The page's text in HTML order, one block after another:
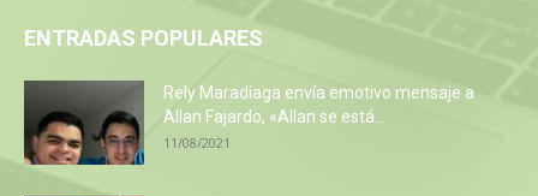
ENTRADAS POPULARES
Rely Maradiaga envía emotivo mensaje a
Allan Fajardo, «Allan se está...
11/08/2021